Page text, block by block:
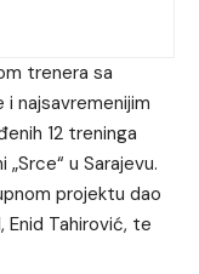
trenera sa
najsavremenijim
12 treninga
u Sarajevu.
projektu dao
Enid Tahirović, te